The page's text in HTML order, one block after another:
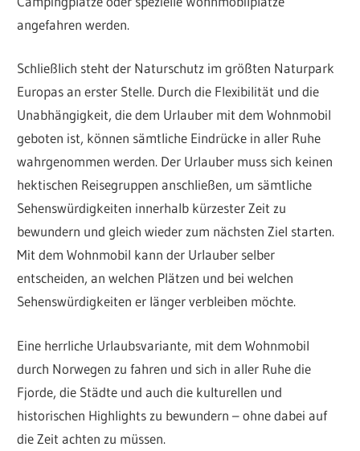
angefahren werden.
Schließlich steht der Naturschutz im größten Naturpark
Europas an erster Stelle. Durch die Flexibilität und die
Unabhängigkeit, die dem Urlauber mit dem Wohnmobil
geboten ist, können sämtliche Eindrücke in aller Ruhe
wahrgenommen werden. Der Urlauber muss sich keinen
hektischen Reisegruppen anschließen, um sämtliche
Sehenswürdigkeiten innerhalb kürzester Zeit zu
bewundern und gleich wieder zum nächsten Ziel starten.
Mit dem Wohnmobil kann der Urlauber selber
entscheiden, an welchen Plätzen und bei welchen
Sehenswürdigkeiten er länger verbleiben möchte.
Eine herrliche Urlaubsvariante, mit dem Wohnmobil
durch Norwegen zu fahren und sich in aller Ruhe die
Fjorde, die Städte und auch die kulturellen und
historischen Highlights zu bewundern – ohne dabei auf
die Zeit achten zu müssen.